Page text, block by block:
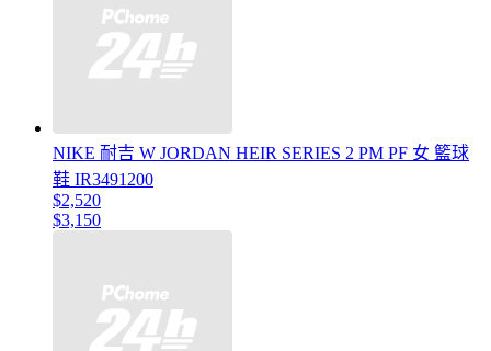
NIKE 耐吉 W JORDAN HEIR SERIES 2 PM PF 女 籃球
鞋 IR3491200
$2,520
$3,150